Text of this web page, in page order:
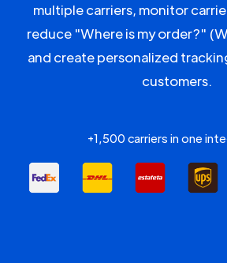
multiple carriers, monitor
reduce "Where is my order?"
and create personalized
customers.
+1,500 carriers in one